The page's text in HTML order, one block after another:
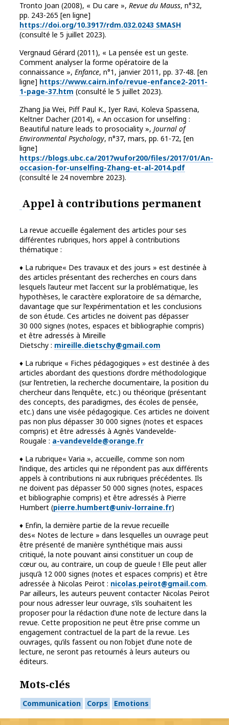
Tronto Joan (2008), « Du care », Revue du Mauss, n°32,
pp. 243-265 [en ligne]
https://doi.org/10.3917/rdm.032.0243 SMASH
(consulté le 5 juillet 2023).
Vergnaud Gérard (2011), « La pensée est un geste.
Comment analyser la forme opératoire de la
connaissance », Enfance, n°1, janvier 2011, pp. 37-48. [en
ligne] https://www.cairn.info/revue-enfance2-2011-
1-page-37.htm (consulté le 5 juillet 2023).
Zhang Jia Wei, Piff Paul K., Iyer Ravi, Koleva Spassena,
Keltner Dacher (2014), « An occasion for unselfing :
Beautiful nature leads to prosociality », Journal of
Environmental Psychology, n°37, mars, pp. 61-72, [en
ligne]
https://blogs.ubc.ca/2017wufor200/files/2017/01/An-
occasion-for-unselfing-Zhang-et-al-2014.pdf
(consulté le 24 novembre 2023).
Appel à contributions permanent
La revue accueille également des articles pour ses
différentes rubriques, hors appel à contributions
thématique :
♦ La rubrique« Des travaux et des jours » est destinée à
des articles présentant des recherches en cours dans
lesquels l’auteur met l’accent sur la problématique, les
hypothèses, le caractère exploratoire de sa démarche,
davantage que sur l’expérimentation et les conclusions
de son étude. Ces articles ne doivent pas dépasser
30 000 signes (notes, espaces et bibliographie compris)
et être adressés à Mireille
Dietschy : mireille.dietschy@gmail.com
♦ La rubrique « Fiches pédagogiques » est destinée à des
articles abordant des questions d’ordre méthodologique
(sur l’entretien, la recherche documentaire, la position du
chercheur dans l’enquête, etc.) ou théorique (présentant
des concepts, des paradigmes, des écoles de pensée,
etc.) dans une visée pédagogique. Ces articles ne doivent
pas non plus dépasser 30 000 signes (notes et espaces
compris) et être adressés à Agnès Vandevelde-
Rougale : a-vandevelde@orange.fr
♦ La rubrique« Varia », accueille, comme son nom
l’indique, des articles qui ne répondent pas aux différents
appels à contributions ni aux rubriques précédentes. Ils
ne doivent pas dépasser 50 000 signes (notes, espaces
et bibliographie compris) et être adressés à Pierre
Humbert (pierre.humbert@univ-lorraine.fr)
♦ Enfin, la dernière partie de la revue recueille
des« Notes de lecture » dans lesquelles un ouvrage peut
être présenté de manière synthétique mais aussi
critiqué, la note pouvant ainsi constituer un coup de
cœur ou, au contraire, un coup de gueule ! Elle peut aller
jusqu’à 12 000 signes (notes et espaces compris) et être
adressée à Nicolas Peirot : nicolas.peirot@gmail.com.
Par ailleurs, les auteurs peuvent contacter Nicolas Peirot
pour nous adresser leur ouvrage, s’ils souhaitent les
proposer pour la rédaction d’une note de lecture dans la
revue. Cette proposition ne peut être prise comme un
engagement contractuel de la part de la revue. Les
ouvrages, qu’ils fassent ou non l’objet d’une note de
lecture, ne seront pas retournés à leurs auteurs ou
éditeurs.
Mots-clés
Communication Corps Emotions